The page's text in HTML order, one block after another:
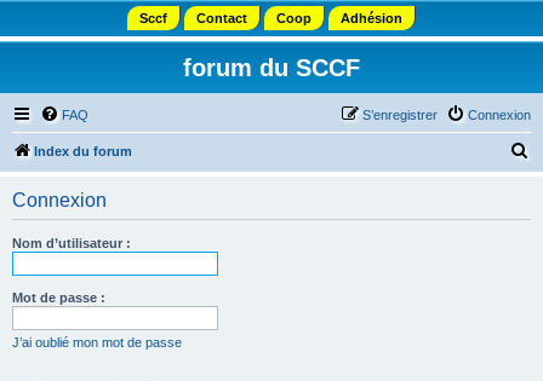
Sccf Contact Coop Adhésion
forum du SCCF
FAQ Connexion
S’enregistrer
Index du forum
Connexion
Nom d’utilisateur :
Mot de passe :
J’ai oublié mon mot de passe